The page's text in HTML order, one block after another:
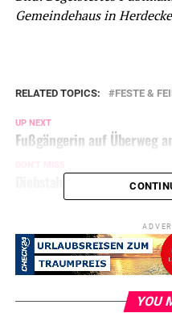
Gemeindehaus in
RELATED TOPICS: FESTE &
UP NEXT
Fußgängerin auf Überweg
Diebstahl aus Wohnung
YOU